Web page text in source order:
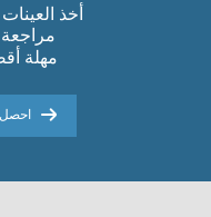
أخذ العينات
مهلة أقصر (30